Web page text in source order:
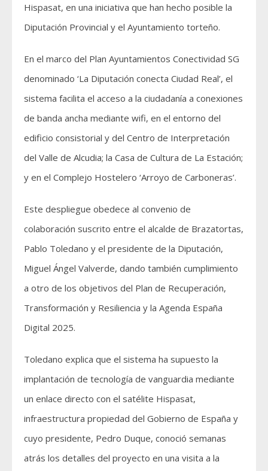
Hispasat, en una iniciativa que han hecho posible la
Diputación Provincial y el Ayuntamiento torteño.
En el marco del Plan Ayuntamientos Conectividad SG
denominado ‘La Diputación conecta Ciudad Real’, el
sistema facilita el acceso a la ciudadanía a conexiones
de banda ancha mediante wifi, en el entorno del
edificio consistorial y del Centro de Interpretación
del Valle de Alcudia; la Casa de Cultura de La Estación;
y en el Complejo Hostelero ‘Arroyo de Carboneras’.
Este despliegue obedece al convenio de
colaboración suscrito entre el alcalde de Brazatortas,
Pablo Toledano y el presidente de la Diputación,
Miguel Ángel Valverde, dando también cumplimiento
a otro de los objetivos del Plan de Recuperación,
Transformación y Resiliencia y la Agenda España
Digital 2025.
Toledano explica que el sistema ha supuesto la
implantación de tecnología de vanguardia mediante
un enlace directo con el satélite Hispasat,
infraestructura propiedad del Gobierno de España y
cuyo presidente, Pedro Duque, conoció semanas
atrás los detalles del proyecto en una visita a la